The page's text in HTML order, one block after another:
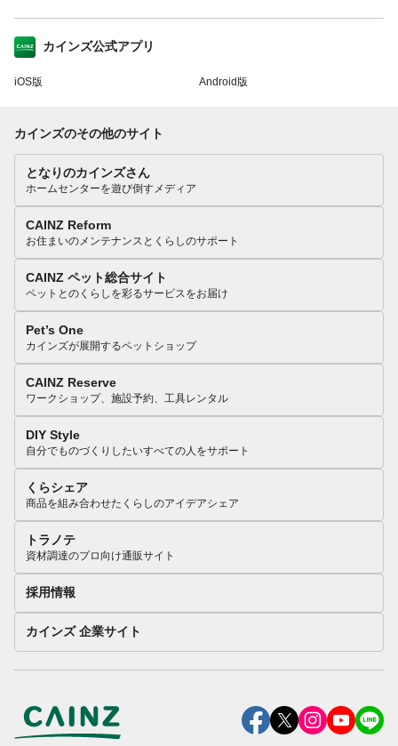
カインズ公式アプリ
iOS版 Android版
カインズのその他のサイト
となりのカインズさん
ホームセンターを遊び倒すメディア
CAINZ Reform
お住まいのメンテナンスとくらしのサポート
CAINZ ペット総合サイト
ペットとのくらしを彩るサービスをお届け
Pet’s One
カインズが展開するペットショップ
CAINZ Reserve
ワークショップ、施設予約、工具レンタル
DIY Style
自分でものづくりしたいすべての人をサポート
くらシェア
商品を組み合わせたくらしのアイデアシェア
トラノテ
資材調達のプロ向け通販サイト
採用情報
カインズ 企業サイト